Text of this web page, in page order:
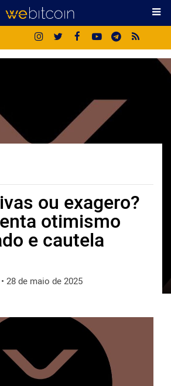
ou exagero?
otimismo
e cautela
• 28 de maio de 2025